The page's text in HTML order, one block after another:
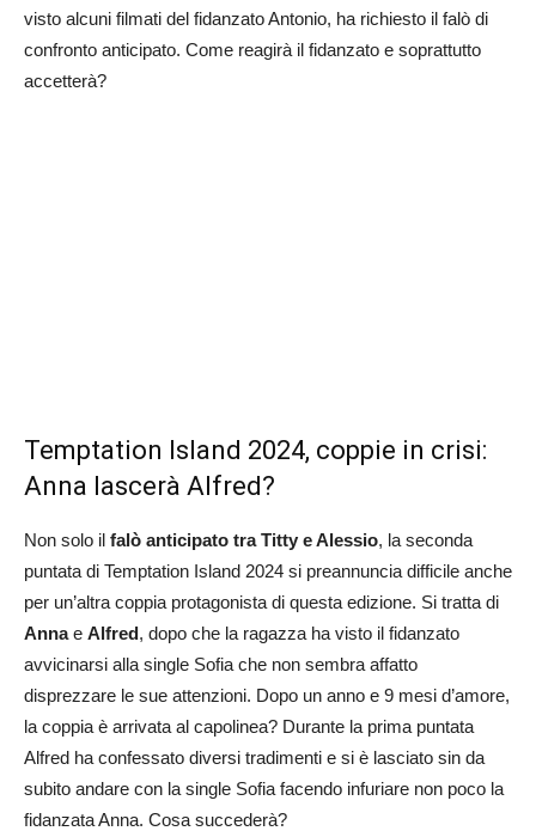
visto alcuni filmati del fidanzato Antonio, ha richiesto il falò di
confronto anticipato. Come reagirà il fidanzato e soprattutto
accetterà?
Temptation Island 2024, coppie in crisi:
Anna lascerà Alfred?
Non solo il falò anticipato tra Titty e Alessio, la seconda
puntata di Temptation Island 2024 si preannuncia difficile anche
per un’altra coppia protagonista di questa edizione. Si tratta di
Annae Alfred, dopo che la ragazza ha visto il fidanzato
avvicinarsi alla single Sofia che non sembra affatto
disprezzare le sue attenzioni. Dopo un anno e 9 mesi d’amore,
la coppia è arrivata al capolinea? Durante la prima puntata
Alfred ha confessato diversi tradimenti e si è lasciato sin da
subito andare con la single Sofia facendo infuriare non poco la
fidanzata Anna. Cosa succederà?